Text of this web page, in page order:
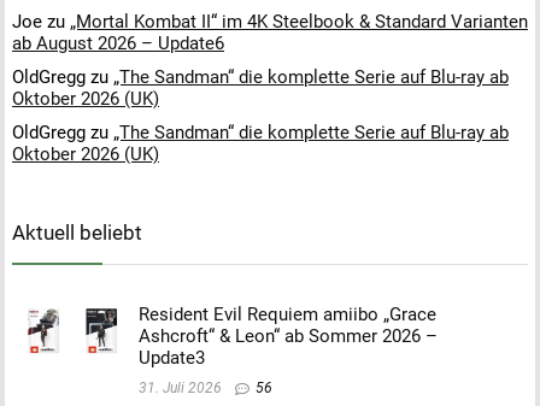
Joe zu „Mortal Kombat II“ im 4K Steelbook & Standard Varianten
ab August 2026 – Update6
OldGregg zu „The Sandman“ die komplette Serie auf Blu-ray ab
Oktober 2026 (UK)
OldGregg zu „The Sandman“ die komplette Serie auf Blu-ray ab
Oktober 2026 (UK)
Aktuell beliebt
Resident Evil Requiem amiibo „Grace
Ashcroft“ & Leon“ ab Sommer 2026 –
Update3
31. Juli 2026 56